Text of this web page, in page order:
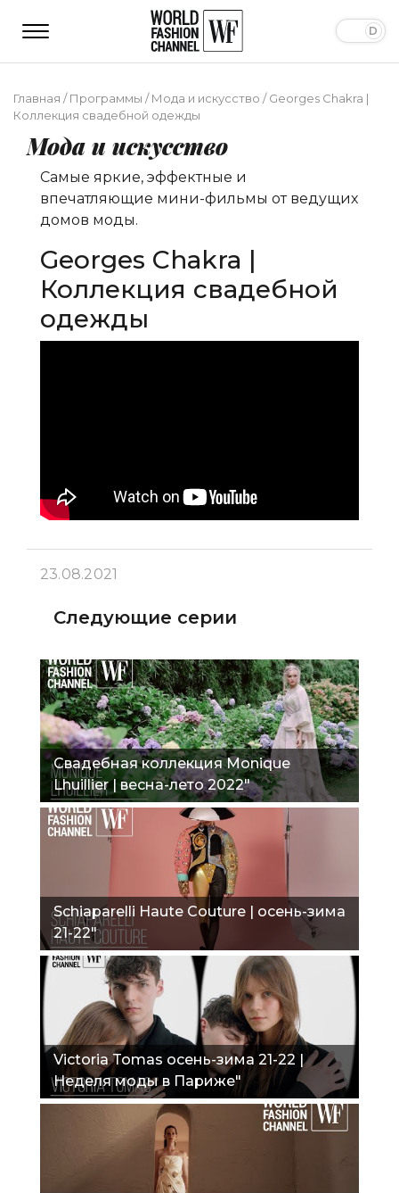
Главная /Программы /Мода и искусство /Georges Chakra |
Коллекция свадебной одежды
Мода и искусство
Самые яркие, эффектные и
впечатляющие мини-фильмы от ведущих
домов моды.
Georges Chakra |
Коллекция свадебной
одежды
23.08.2021
Следующие серии
Свадебная коллекция Monique
Lhuillier | весна-лето 2022"
Schiaparelli Haute Couture | осень-зима
21-22"
Victoria Tomas осень-зима 21-22 |
Неделя моды в Париже"